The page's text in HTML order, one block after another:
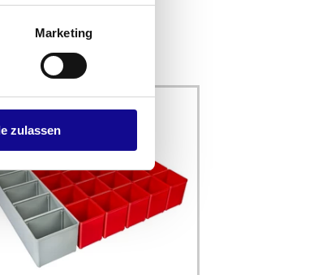
Marketing
zulassen